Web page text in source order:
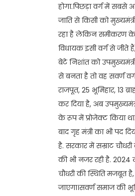
होगा.पिछड़ा वर्ग में सबसे
जाति से किसी को
रहा है लेकिन समीकरण
विधायक इसी वर्ग से जीते
बेटे निशांत को
से बनता है तो वह सवर्ण
राजपूत, 25 भूमिहार, 13
कर दिया है, अब
के रूप में प्रोजेक्ट किया
बाद गृह मंत्री का भी पद
है. सरकार में सम्राट
की भी नजर रही है.
चौधरी की स्थिति मजबूत
जाएगा।सवर्ण समाज की